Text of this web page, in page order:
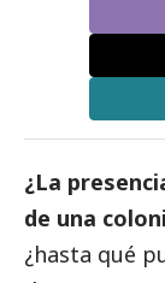
¿La
de una
¿hasta qué